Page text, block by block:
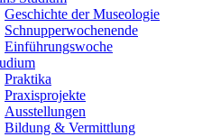
Geschichte der Museologie
Schnupperwochenende
Einführungswoche
Praktika
Praxisprojekte
Ausstellungen
Bildung & Vermittlung